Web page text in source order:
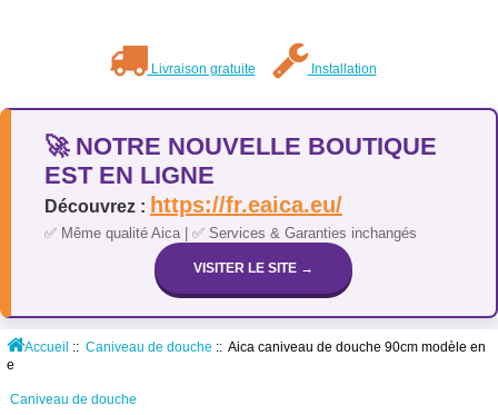
Livraison gratuite Installation
🚀 NOTRE NOUVELLE BOUTIQUE
EST EN LIGNE
Découvrez : https://fr.eaica.eu/
✅ Même qualité Aica | ✅ Services & Garanties inchangés
VISITER LE SITE →
Accueil :: Caniveau de douche :: Aica caniveau de douche 90cm modèle en
e
Caniveau de douche